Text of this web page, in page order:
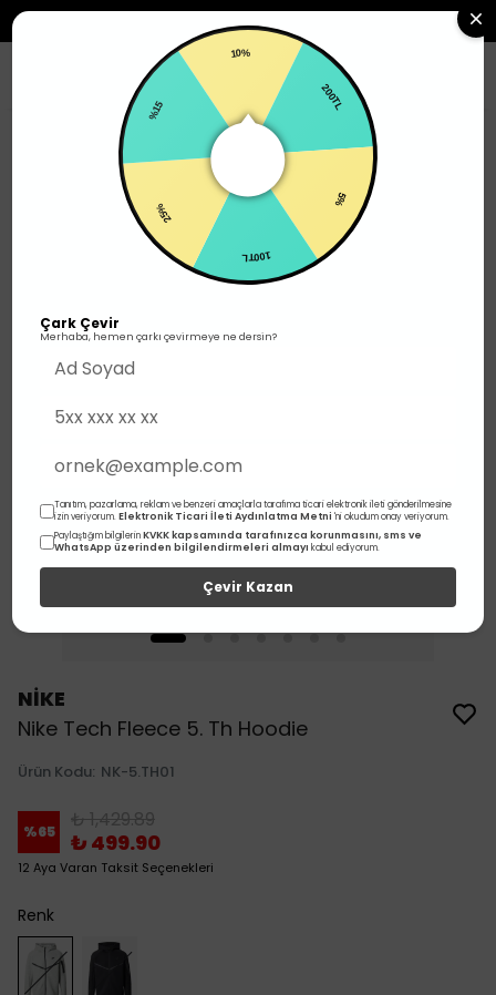
Tech Fleece
NİKE
Nike Tech Fleece 5. Th Hoodie
Ürün Kodu: NK-5.TH01
%65 ₺ 1,429.89
₺ 499.90
12 Aya Varan Taksit Seçenekleri
Renk
10%
200TL
100TL
25%
%15
Çark Çevir
Merhaba, hemen çarkı çevirmeye ne dersin?
Tanıtım, pazarlama, reklam ve benzeri amaçlarla tarafıma ticari elektronik ileti gönderilmesine
izin veriyorum.Elektronik Ticari İleti Aydınlatma Metni 'ni okudum onay veriyorum.
Paylaştığım bilgilerinKVKK kapsamında tarafınızca korunmasını, sms ve
WhatsApp üzerinden bilgilendirmeleri almayı kabul ediyorum.
Çevir Kazan